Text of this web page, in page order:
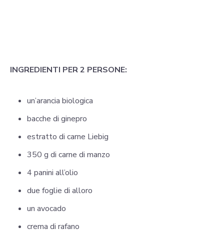
INGREDIENTI PER 2 PERSONE:
un’arancia biologica
bacche di ginepro
estratto di carne Liebig
350 g di carne di manzo
4 panini all’olio
due foglie di alloro
un avocado
crema di rafano